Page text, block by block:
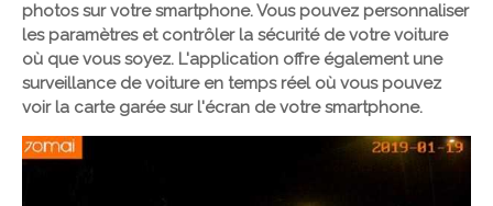
photos sur votre smartphone. Vous pouvez personnaliser
les paramètres et contrôler la sécurité de votre voiture
où que vous soyez. L'application offre également une
surveillance de voiture en temps réel où vous pouvez
voir la carte garée sur l'écran de votre smartphone.